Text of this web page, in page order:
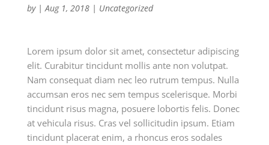
by |Aug 1, 2018| Uncategorized
Lorem ipsum dolor sit amet, consectetur adipiscing
elit. Curabitur tincidunt mollis ante non volutpat.
Nam consequat diam nec leo rutrum tempus. Nulla
accumsan eros nec sem tempus scelerisque. Morbi
tincidunt risus magna, posuere lobortis felis. Donec
at vehicula risus. Cras vel sollicitudin ipsum. Etiam
tincidunt placerat enim, a rhoncus eros sodales